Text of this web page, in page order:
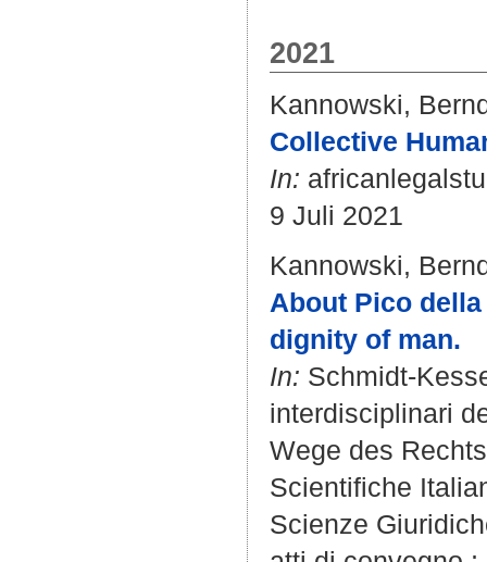
2021
Kannowski,
Collective
In:
9 Juli 2021
Kannowski,
About Pico
dignity of man.
In: Schmidt-
interdisciplinari
Wege des
Scientifiche
Scienze